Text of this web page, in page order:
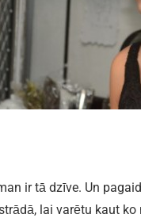
ir tā dzīve. Un
lai varētu kaut